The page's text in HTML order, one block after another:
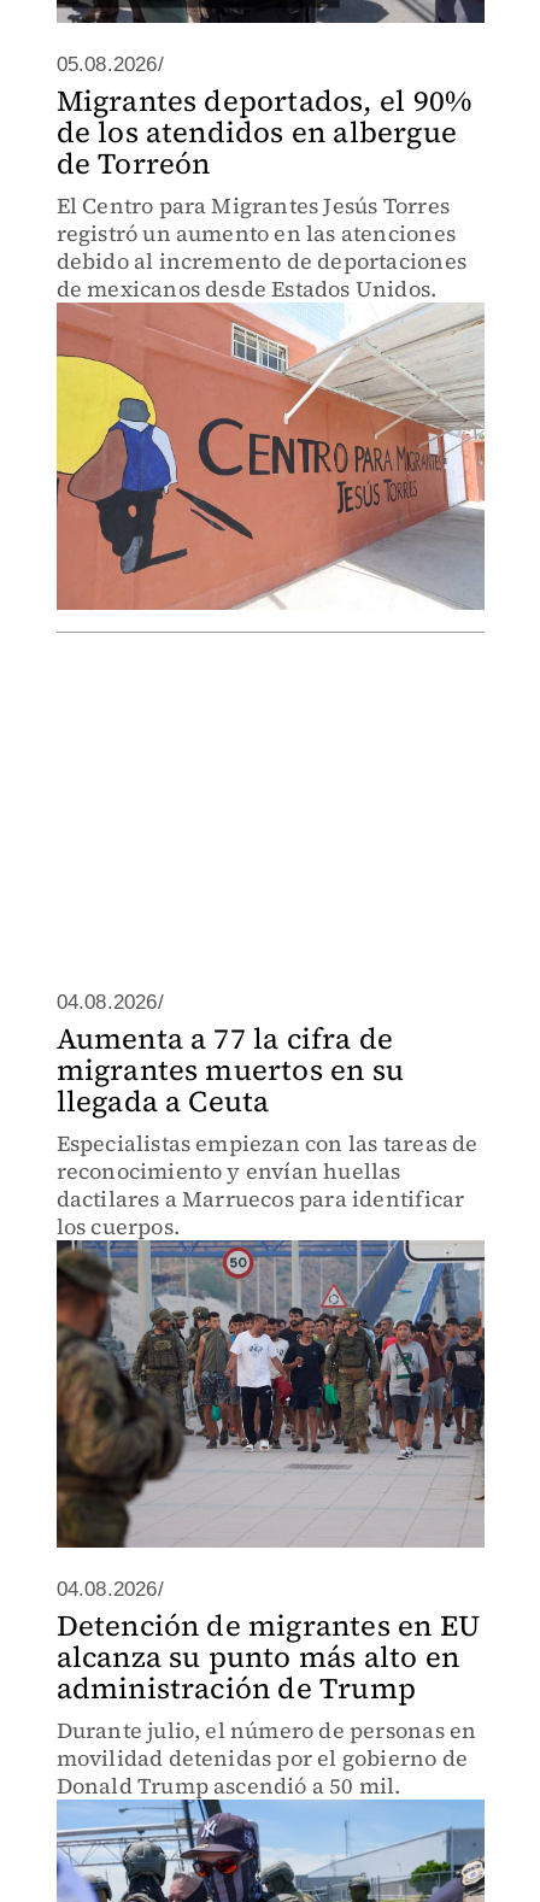
05.08.2026/
Migrantes deportados, el 90%
de los atendidos en albergue
de Torreón
El Centro para Migrantes Jesús Torres
registró un aumento en las atenciones
debido al incremento de deportaciones
de mexicanos desde Estados Unidos.
04.08.2026/
Aumenta a 77 la cifra de
migrantes muertos en su
llegada a Ceuta
Especialistas empiezan con las tareas de
reconocimiento y envían huellas
dactilares a Marruecos para identificar
los cuerpos.
04.08.2026/
Detención de migrantes en EU
alcanza su punto más alto en
administración de Trump
Durante julio, el número de personas en
movilidad detenidas por el gobierno de
Donald Trump ascendió a 50 mil.